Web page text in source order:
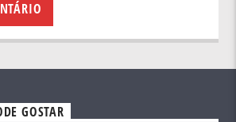
GOSTAR